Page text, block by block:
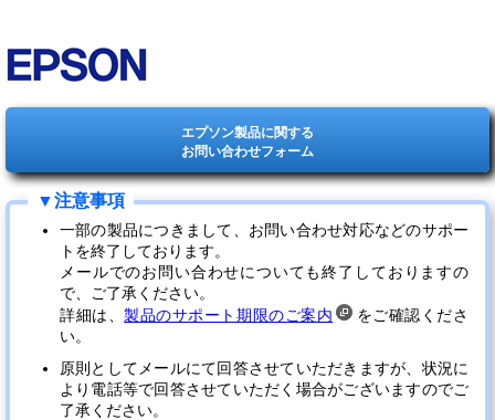
エプソン製品に関する
お問い合わせフォーム
一部の製品につきまして、お問い合わせ対応などのサポー
トを終了しております。
メールでのお問い合わせについても終了しておりますの
で、ご了承ください。
詳細は、製品のサポート期限のご案内
をご確認くださ
い。
原則としてメールにて回答させていただきますが、状況に
より電話等で回答させていただく場合がございますのでご
了承ください。